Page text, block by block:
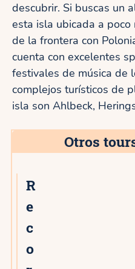
descubrir. Si buscas un
esta isla ubicada a
de la frontera con
cuenta con excelentes
festivales de música de
complejos turísticos de
isla son Ahlbeck,
Otros
R
e
c
o